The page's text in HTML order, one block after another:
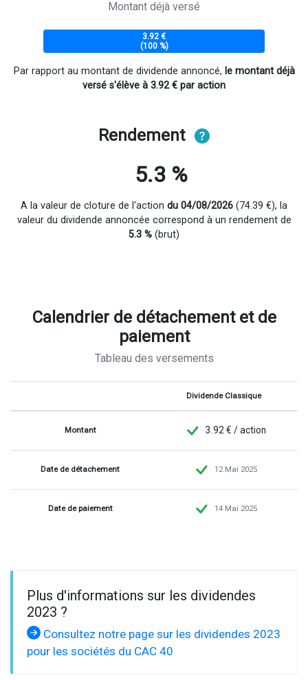
Montant déjà versé
3.92 €
(100 %)
Par rapport au montant de dividende annoncé, le montant déjà
versé s'élève à 3.92 € par action
Rendement
5.3 %
A la valeur de cloture de l'action du 04/08/2026 (74.39 €), la
valeur du dividende annoncée correspond à un rendement de
5.3 % (brut)
Calendrier de détachement et de
paiement
Tableau des versements
Dividende Classique
Montant 3.92 € / action
Date de détachement 12 Mai 2025
Date de paiement 14 Mai 2025
Plus d'informations sur les dividendes
2023 ?
Consultez notre page sur les dividendes 2023
pour les sociétés du CAC 40